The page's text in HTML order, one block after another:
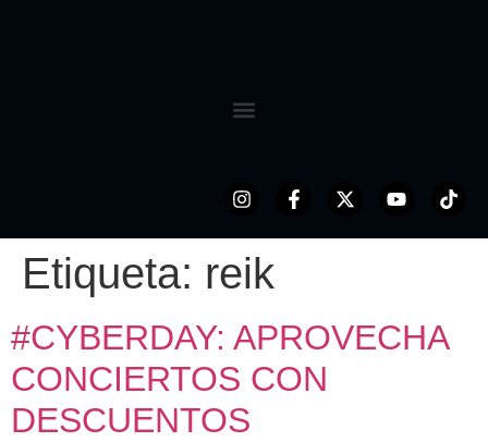
Etiqueta: reik
#CYBERDAY: APROVECHA
CONCIERTOS CON
DESCUENTOS